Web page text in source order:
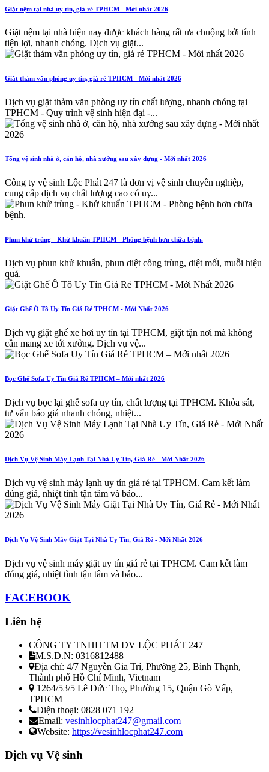
Giặt nệm tại nhà uy tín, giá rẻ TPHCM - Mới nhất 2026
Giặt nệm tại nhà hiện nay được khách hàng rất ưa chuộng bởi tính
tiện lợi, nhanh chóng. Dịch vụ giặt...
Giặt thảm văn phòng uy tín, giá rẻ TPHCM - Mới nhất 2026
Dịch vụ giặt thảm văn phòng uy tín chất lượng, nhanh chóng tại
TPHCM - Quy trình vệ sinh hiện đại -...
Tổng vệ sinh nhà ở, căn hộ, nhà xưởng sau xây dựng - Mới nhất 2026
Công ty vệ sinh Lộc Phát 247 là đơn vị vệ sinh chuyên nghiệp,
cung cấp dịch vụ chất lượng cao có uy...
Phun khử trùng - Khử khuẩn TPHCM - Phòng bệnh hơn chữa bệnh.
Dịch vụ phun khử khuẩn, phun diệt công trùng, diệt mối, muỗi hiệu
quả.
Giặt Ghế Ô Tô Uy Tín Giá Rẻ TPHCM - Mới Nhất 2026
Dịch vụ giặt ghế xe hơi uy tín tại TPHCM, giặt tận nơi mà không
cần mang xe tới xưởng. Dịch vụ vệ...
Bọc Ghế Sofa Uy Tín Giá Rẻ TPHCM – Mới nhất 2026
Dịch vụ bọc lại ghế sofa uy tín, chất lượng tại TPHCM. Khỏa sát,
tư vấn báo giá nhanh chóng, nhiệt...
Dịch Vụ Vệ Sinh Máy Lạnh Tại Nhà Uy Tín, Giá Rẻ - Mới Nhất 2026
Dịch vụ vệ sinh máy lạnh uy tín giá rẻ tại TPHCM. Cam kết làm
đúng giá, nhiệt tình tận tâm và bảo...
Dịch Vụ Vệ Sinh Máy Giặt Tại Nhà Uy Tín, Giá Rẻ - Mới Nhất 2026
Dịch vụ vệ sinh máy giặt uy tín giá rẻ tại TPHCM. Cam kết làm
đúng giá, nhiệt tình tận tâm và bảo...
FACEBOOK
Liên hệ
CÔNG TY TNHH TM DV LỘC PHÁT 247
M.S.D.N: 0316812488
Địa chỉ: 4/7 Nguyễn Gia Trí, Phường 25, Bình Thạnh,
Thành phố Hồ Chí Minh, Vietnam
1264/53/5 Lê Đức Thọ, Phường 15, Quận Gò Vấp,
TPHCM
Điện thoại: 0828 071 192
Email: vesinhlocphat247@gmail.com
Website: https://vesinhlocphat247.com
Dịch vụ Vệ sinh